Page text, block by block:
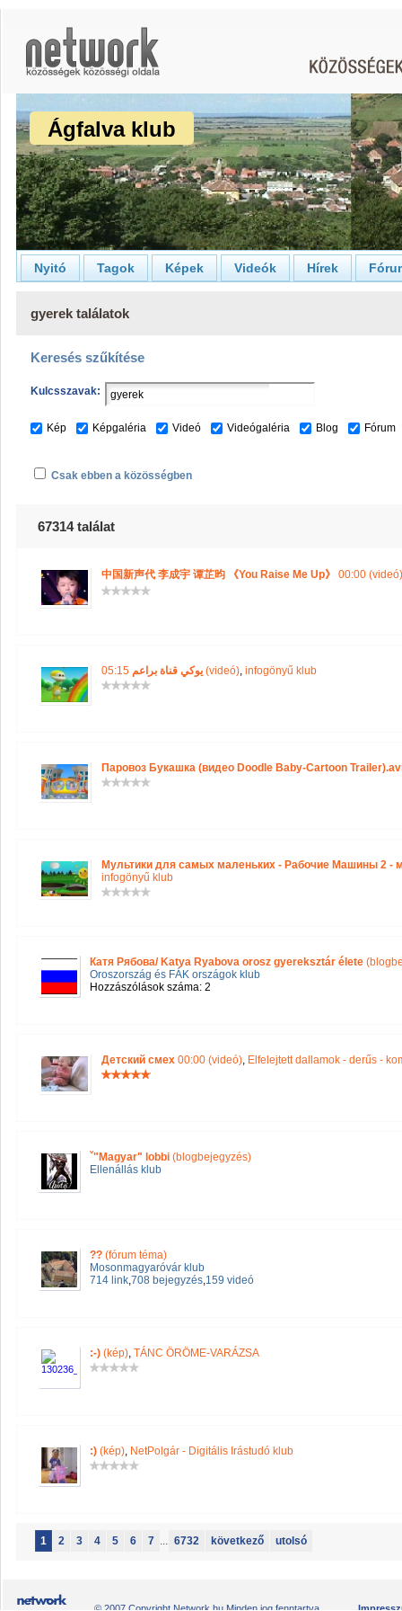
Ágfalva klub
Nyitó Tagok Képek Videók Hírek
gyerek találatok
Keresés szűkítése
Kulcsszavak:
Kép Képgaléria Videó Videógaléria Blog Fórum
Csak ebben a közösségben
67314 találat
中国新声代 李成宇 谭芷昀 《You Raise Me Up》 00:00 (videó)
يوكي قناة براعم 05:15 (videó), infogönyű klub
Паровоз Букашка (видео Doodle Baby-Cartoon
Мультики для самых маленьких - Рабочие Машины 2
infogönyű klub
Катя Рябова/ Katya Ryabova orosz gyereksztár élete
Oroszország és FÁK országok klub
Hozzászólások száma: 2
Детский смех 00:00 (videó), Elfelejtett dallamok - derűs -
ˇ"Magyar" lobbi (blogbejegyzés)
Ellenállás klub
?? (fórum téma)
Mosonmagyaróvár klub
714 link,708 bejegyzés,159 videó
:-) (kép), TÁNC ÖRÖME-VARÁZSA
:) (kép), NetPolgár - Digitális Irástudó klub
1 2 3 4 5 6 7 ... 6732 következő utolsó
© 2007 Copyright Network.hu Minden jog fenntartva.